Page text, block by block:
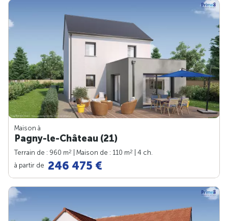
Maison à
Pagny-le-Château (21)
Terrain de : 960 m2 | Maison de : 110 m2
| 4 ch.
à partir de 246 475 €